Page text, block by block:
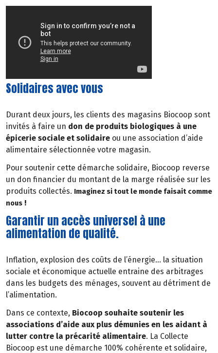
Solidaires avec vous
Durant deux jours, les clients des magasins Biocoop sont
invités à faire un don de produits biologiques à une
épicerie sociale et solidaire ou une association d’aide
alimentaire sélectionnée votre magasin.
Pour soutenir cette démarche solidaire, Biocoop reverse
un don financier du montant de la marge réalisée sur les
produits collectés. Imaginez si tout le monde faisait comme
nous !
Garantir un accès universel à une
alimentation de qualité.
Inflation, explosion des coûts de l’énergie… la situation
sociale et économique actuelle entraine des arbitrages
dans les budgets des ménages, souvent au détriment de
l’alimentation.
Dans ce contexte, Biocoop souhaite soutenir les
associations d’aide aux plus démunies en les aidant à
lutter contre la précarité alimentaire. La Collecte
Biocoop est une démarche 100% cohérente et solidaire,